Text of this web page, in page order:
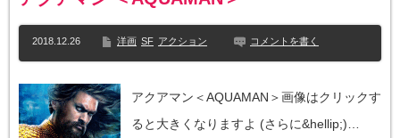
2018.12.26 洋画 SF アクション コメントを書く
アクアマン＜AQUAMAN＞画像はクリックす
ると大きくなりますよ (さらに&hellip;)…